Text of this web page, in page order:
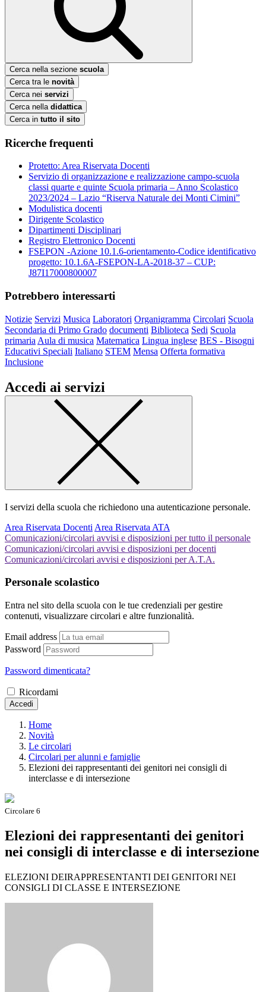
Cerca nella sezione scuola
Cerca tra le novità
Cerca nei servizi
Cerca nella didattica
Cerca in tutto il sito
Ricerche frequenti
Protetto: Area Riservata Docenti
Servizio di organizzazione e realizzazione campo-scuola
classi quarte e quinte Scuola primaria – Anno Scolastico
2023/2024 – Lazio “Riserva Naturale dei Monti Cimini”
Modulistica docenti
Dirigente Scolastico
Dipartimenti Disciplinari
Registro Elettronico Docenti
FSEPON -Azione 10.1.6-orientamento-Codice identificativo
progetto: 10.1.6A-FSEPON-LA-2018-37 – CUP:
J87I17000800007
Potrebbero interessarti
Notizie Servizi Musica Laboratori Organigramma Circolari Scuola
Secondaria di Primo Grado documenti Biblioteca Sedi Scuola
primaria Aula di musica Matematica Lingua inglese BES - Bisogni
Educativi Speciali Italiano STEM Mensa Offerta formativa
Inclusione
Accedi ai servizi
I servizi della scuola che richiedono una autenticazione personale.
Area Riservata Docenti Area Riservata ATA
Comunicazioni/circolari avvisi e disposizioni per tutto il personale
Comunicazioni/circolari avvisi e disposizioni per docenti
Comunicazioni/circolari avvisi e disposizioni per A.T.A.
Personale scolastico
Entra nel sito della scuola con le tue credenziali per gestire
contenuti, visualizzare circolari e altre funzionalità.
Email address
Password
Password dimenticata?
Ricordami
Accedi
Home
Novità
Le circolari
Circolari per alunni e famiglie
Elezioni dei rappresentanti dei genitori nei consigli di
interclasse e di intersezione
Circolare 6
Elezioni dei rappresentanti dei genitori
nei consigli di interclasse e di intersezione
ELEZIONI DEIRAPPRESENTANTI DEI GENITORI NEI
CONSIGLI DI CLASSE E INTERSEZIONE